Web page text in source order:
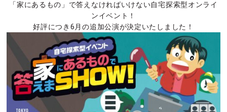
「家にあるもの」で答えなければいけない自宅探索型オンライ
ンイベント！
好評につき6月の追加公演が決定いたしました！